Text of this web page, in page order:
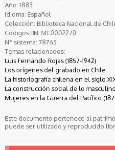
Año: 1883
Idioma: Español
Colección: Biblioteca Nacional de
Códigos BN: MC0002270
N° sistema: 78765
Temas relacionados:
Luis Fernando Rojas (1857-1942)
Los orígenes del grabado en Chile
La historiografía chilena en el siglo
La construcción social de lo
Mujeres en la Guerra del Pacífico
Este documento pertenece al
puede ser utilizado y reproducido